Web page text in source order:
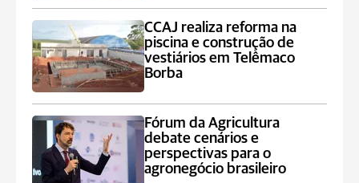
CCAJ realiza reforma na
piscina e construção de
vestiários em Telêmaco
Borba
Fórum da Agricultura
debate cenários e
perspectivas para o
agronegócio brasileiro